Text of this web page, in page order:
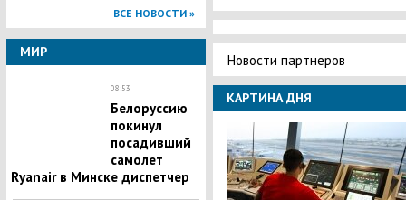
ВСЕ НОВОСТИ »
МИР
08:53
Белоруссию
покинул
посадивший
самолет
Ryanair в Минске диспетчер
Новости партнеров
КАРТИНА ДНЯ